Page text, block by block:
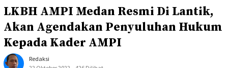
LKBH AMPI Medan Resmi Di Lantik,
Akan Agendakan Penyuluhan Hukum
Kepada Kader AMPI
Redaksi